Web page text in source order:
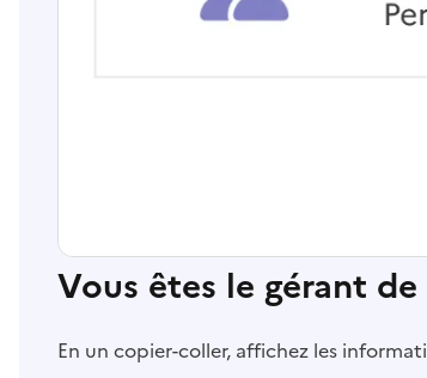
Vous êtes le gérant
En un copier-coller, affichez les